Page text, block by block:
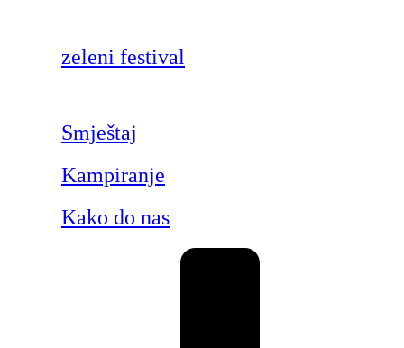
zeleni festival
Smještaj
Kampiranje
Kako do nas